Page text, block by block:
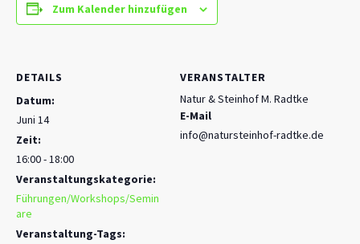
Zum Kalender hinzufügen
DETAILS
Datum:
Juni 14
Zeit:
16:00 - 18:00
Veranstaltungskategorie:
Führungen/Workshops/Semin
are
Veranstaltung-Tags:
VERANSTALTER
Natur & Steinhof M. Radtke
E-Mail
info@natursteinhof-radtke.de